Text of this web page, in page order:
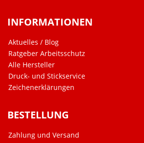
INFORMATIONEN
Aktuelles / Blog
Ratgeber Arbeitsschutz
Alle Hersteller
Druck- und Stickservice
Zeichenerklärungen
BESTELLUNG
Zahlung und Versand